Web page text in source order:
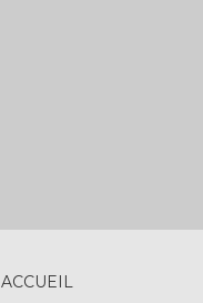
ACCUEIL